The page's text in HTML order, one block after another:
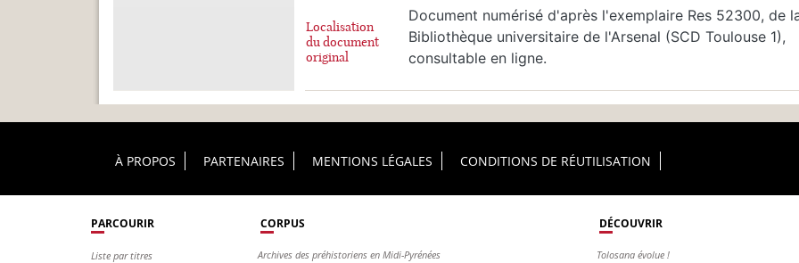
Localisation
du document
original
Document numérisé d'après l'exemplaire Res 52300, de
Bibliothèque universitaire de l'Arsenal (SCD Toulouse 1),
consultable en ligne.
Footer Principal
À PROPOS PARTENAIRES MENTIONS LÉGALES CONDITIONS DE RÉUTILISATION
PARCOURIR
Liste par titres
CORPUS
Archives des préhistoriens en Midi-Pyrénées
DÉCOUVRIR
Tolosana évolue !